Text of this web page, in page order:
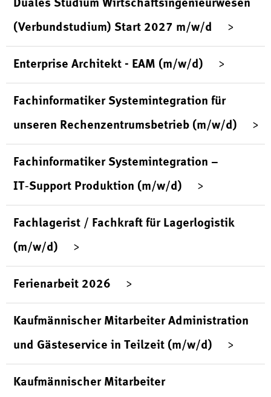
Duales Studium Wirtschaftsingenieurwesen
(Verbundstudium) Start 2027 m/w/d
Enterprise Architekt - EAM (m/w/d)
Fachinformatiker Systemintegration für
unseren Rechenzentrumsbetrieb (m/w/d)
Fachinformatiker Systemintegration –
IT‑Support Produktion (m/w/d)
Fachlagerist / Fachkraft für Lagerlogistik
(m/w/d)
Ferienarbeit 2026
Kaufmännischer Mitarbeiter Administration
und Gästeservice in Teilzeit (m/w/d)
Kaufmännischer Mitarbeiter